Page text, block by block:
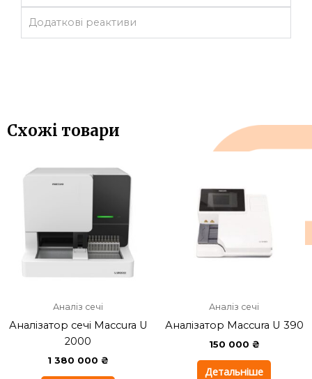
Додаткові реактиви
Схожі товари
Аналіз сечі
Аналізатор сечі Maccura U
2000
1 380 000 ₴
Аналіз сечі
Аналізатор Maccura U 390
150 000 ₴
Детальніше